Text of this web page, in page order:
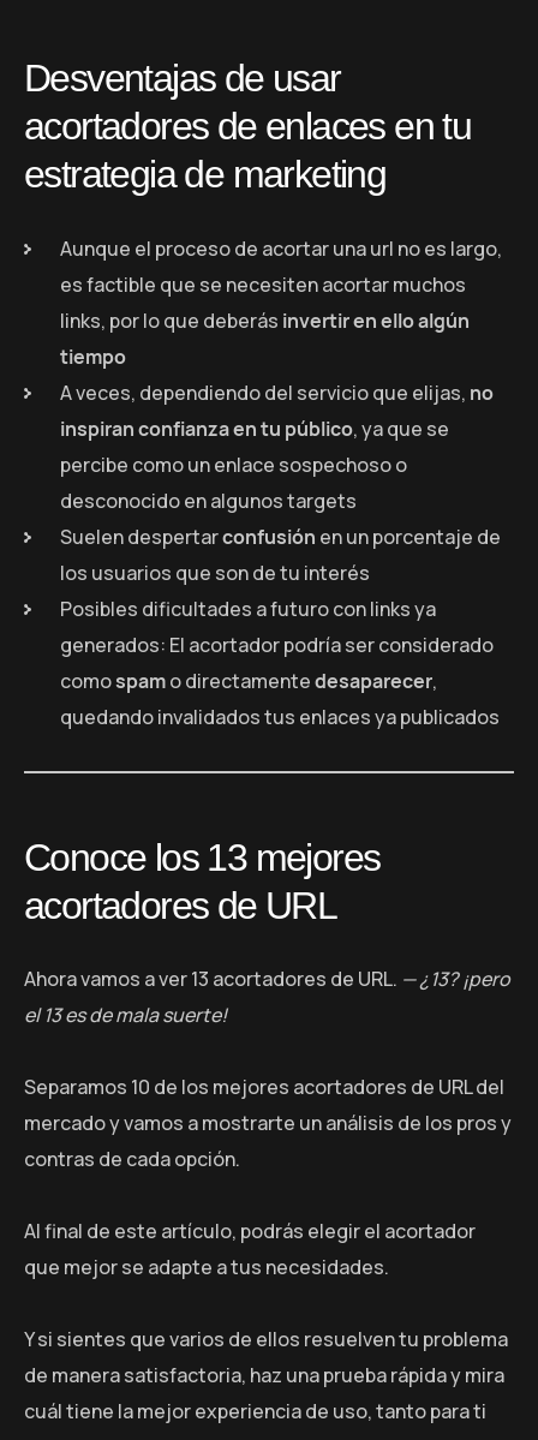
Desventajas de usar
acortadores de enlaces en tu
estrategia de marketing
Aunque el proceso de acortar una url no es largo,
es factible que se necesiten acortar muchos
links, por lo que deberás invertir en ello algún
tiempo
A veces, dependiendo del servicio que elijas, no
inspiran confianza en tu público, ya que se
percibe como un enlace sospechoso o
desconocido en algunos targets
Suelen despertarconfusión en un porcentaje de
los usuarios que son de tu interés
Posibles dificultades a futuro con links ya
generados: El acortador podría ser considerado
comospamo directamentedesaparecer,
quedando invalidados tus enlaces ya publicados
Conoce los 13 mejores
acortadores de URL
Ahora vamos a ver 13 acortadores de URL. — ¿13? ¡pero
el 13 es de mala suerte!
Separamos 10 de los mejores acortadores de URL del
mercado y vamos a mostrarte un análisis de los pros y
contras de cada opción.
Al final de este artículo, podrás elegir el acortador
que mejor se adapte a tus necesidades.
Y si sientes que varios de ellos resuelven tu problema
de manera satisfactoria, haz una prueba rápida y mira
cuál tiene la mejor experiencia de uso, tanto para ti